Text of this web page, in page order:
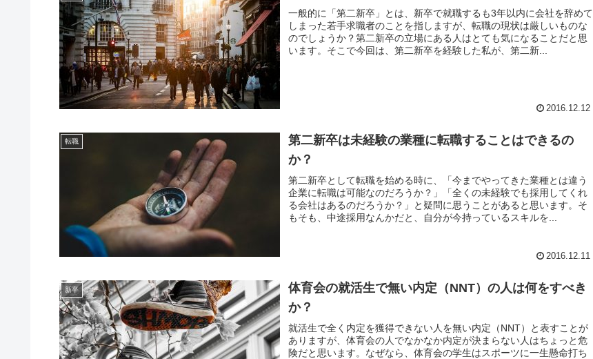
一般的に「第二新卒」とは、新卒で就職するも3年以内に会社を辞めて
しまった若手求職者のことを指しますが、転職の現状は厳しいものな
のでしょうか？第二新卒の立場にある人はとても気になることだと思
います。そこで今回は、第二新卒を経験した私が、第二新...
2016.12.12
転職
第二新卒は未経験の業種に転職することはできるの
か？
第二新卒として転職を始める時に、「今までやってきた業種とは違う
企業に転職は可能なのだろうか？」「全くの未経験でも採用してくれ
る会社はあるのだろうか？」と疑問に思うことがあると思います。そ
もそも、中途採用なんかだと、自分が今持っているスキルを...
2016.12.11
新卒
体育会の就活生で無い内定（NNT）の人は何をすべき
か？
就活生で全く内定を獲得できない人を無い内定（NNT）と表すことが
ありますが、体育会の人でなかなか内定が決まらない人はちょっと危
険だと思います。なぜなら、体育会の学生はスポーツに一生懸命打ち